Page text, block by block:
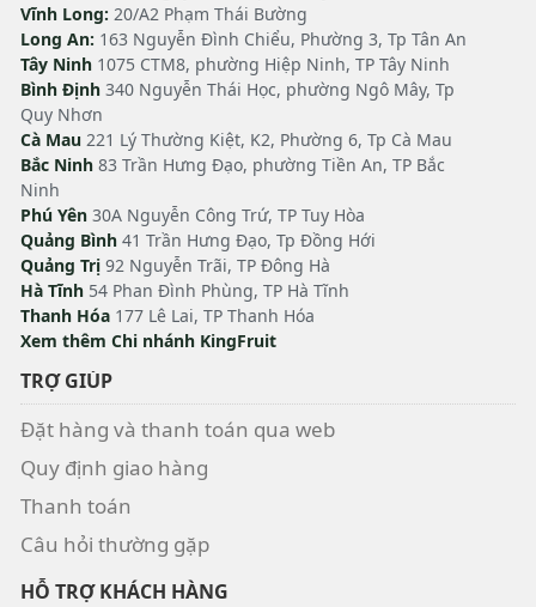
Vĩnh Long: 20/A2 Phạm Thái Bường
Long An: 163 Nguyễn Đình Chiểu, Phường 3, Tp Tân An
Tây Ninh 1075 CTM8, phường Hiệp Ninh, TP Tây Ninh
Bình Định 340 Nguyễn Thái Học, phường Ngô Mây, Tp
Quy Nhơn
Cà Mau 221 Lý Thường Kiệt, K2, Phường 6, Tp Cà Mau
Bắc Ninh 83 Trần Hưng Đạo, phường Tiền An, TP Bắc
Ninh
Phú Yên 30A Nguyễn Công Trứ, TP Tuy Hòa
Quảng Bình 41 Trần Hưng Đạo, Tp Đồng Hới
Quảng Trị 92 Nguyễn Trãi, TP Đông Hà
Hà Tĩnh 54 Phan Đình Phùng, TP Hà Tĩnh
Thanh Hóa 177 Lê Lai, TP Thanh Hóa
Xem thêm Chi nhánh KingFruit
TRỢ GIÚP
Đặt hàng và thanh toán qua web
Quy định giao hàng
Thanh toán
Câu hỏi thường gặp
HỖ TRỢ KHÁCH HÀNG